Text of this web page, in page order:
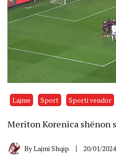
Lajme Sport Sporti vendor
Meriton Korenica shënon
ByLajmi Shqip 20/01/2024